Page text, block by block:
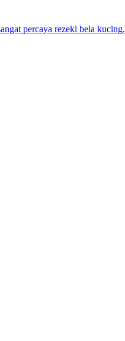
percaya rezeki bela kucing.